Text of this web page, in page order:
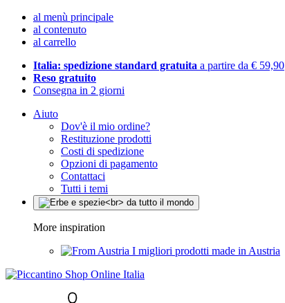
al menù principale
al contenuto
al carrello
Italia: spedizione standard gratuita a partire da € 59,90
Reso gratuito
Consegna in 2 giorni
Aiuto
Dov'è il mio ordine?
Restituzione prodotti
Costi di spedizione
Opzioni di pagamento
Contattaci
Tutti i temi
More inspiration
I migliori prodotti made in Austria